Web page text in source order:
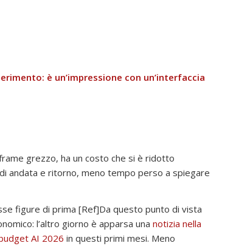
è un’impressione con un’interfaccia
grezzo, ha un costo che si è ridotto
andata e ritorno, meno tempo perso a spiegare
figure di prima [Ref]Da questo punto di vista
l’altro giorno è apparsa una notizia nella
AI 2026 in questi primi mesi. Meno